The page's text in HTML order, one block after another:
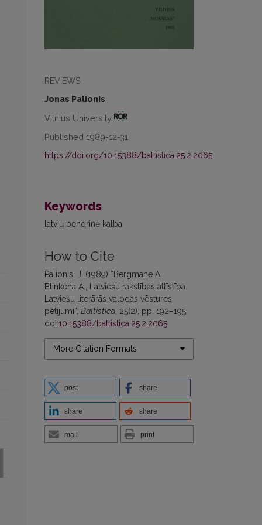
REVIEWS
Jonas Palionis
Vilnius University
Published 1989-12-31
https://doi.org/10.15388/baltistica.25.2.2065
Keywords
latvių bendrinė kalba
How to Cite
Palionis, J. (1989) “Bergmane A.,
Blinkena A., Latviešu rakstības attīstība.
Latviešu literārās valodas vēstures
pētījumi”, Baltistica , 25(2), pp. 192–195.
doi:10.15388/baltistica.25.2.2065
More Citation Formats
post share
share share
mail print